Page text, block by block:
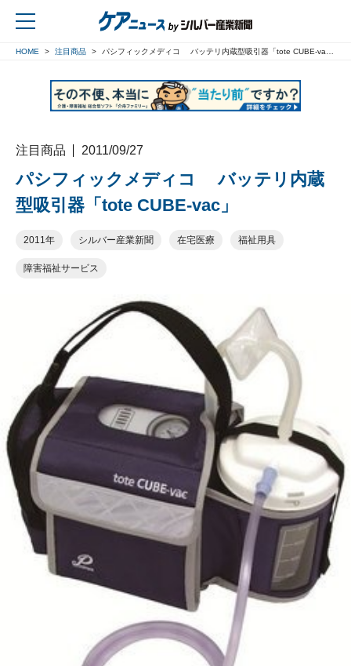
HOME 注目商品 パシフィックメディコ バッテリ内蔵型吸引器「tote CUBE-vac」
注目商品 2011/09/27
パシフィックメディコ バッテリ内蔵
型吸引器「tote CUBE-vac」
2011年 シルバー産業新聞 在宅医療 福祉用具
障害福祉サービス